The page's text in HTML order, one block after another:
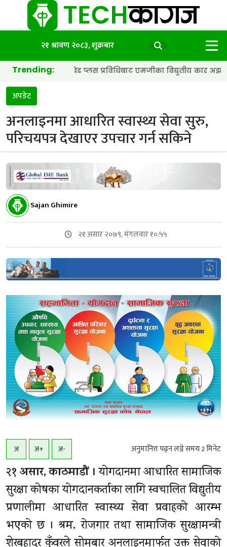
२१ श्रावण २०८३, शुक्रबार
Trending:
र हाइब्रिड प्लस प्रविधिबाट एमजीका विद्युतीय कार अझ छिटा र
अपडेट
अनलाइनमा आधारित स्वास्थ्य सेवा सुरु,
परिचयपत्र देखाएर उपचार गर्न सकिने
Sajan Ghimire
२१ असार २०७९, मंगलवार १०:५५
अ अ+ अ- अनुमानित्त पढ्न लग्ने समय2मिनेट
२१ असार, काठमाडाैं । योगदानमा आधारित सामाजिक
सुरक्षा कोषका योगदानकर्ताका लागि स्वचालित विद्युतीय
प्रणालीमा आधारित स्वास्थ्य सेवा प्रवाहको आरम्भ
भएको छ । श्रम, रोजगार तथा सामाजिक सुरक्षामन्त्री